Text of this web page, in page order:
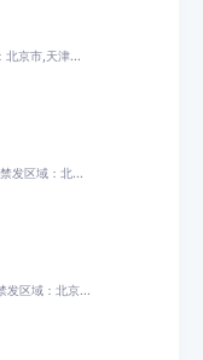
北京市,天津...
发区域：北...
发区域：北京...